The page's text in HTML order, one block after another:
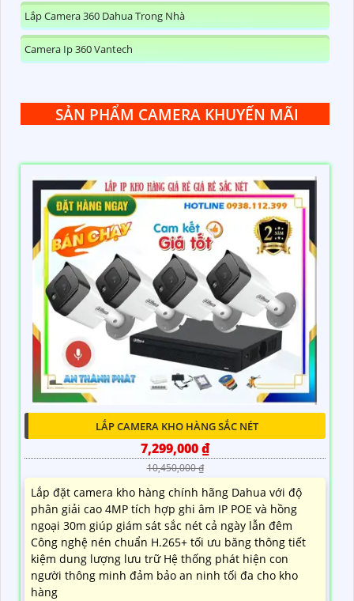
Lắp Camera 360 Dahua Trong Nhà
Camera Ip 360 Vantech
SẢN PHẨM CAMERA KHUYẾN MÃI
LẮP CAMERA KHO HÀNG SẮC NÉT
7,299,000 ₫
10,450,000 ₫
Lắp đặt camera kho hàng chính hãng Dahua với độ
phân giải cao 4MP tích hợp ghi âm IP POE và hồng
ngoại 30m giúp giám sát sắc nét cả ngày lẫn đêm
Công nghệ nén chuẩn H.265+ tối ưu băng thông tiết
kiệm dung lượng lưu trữ Hệ thống phát hiện con
người thông minh đảm bảo an ninh tối đa cho kho
hàng